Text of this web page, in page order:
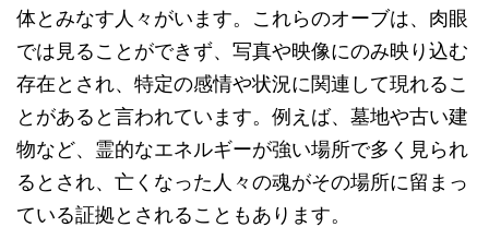
体とみなす人々がいます。これらのオーブは、肉眼
では見ることができず、写真や映像にのみ映り込む
存在とされ、特定の感情や状況に関連して現れるこ
とがあると言われています。例えば、墓地や古い建
物など、霊的なエネルギーが強い場所で多く見られ
るとされ、亡くなった人々の魂がその場所に留まっ
ている証拠とされることもあります。